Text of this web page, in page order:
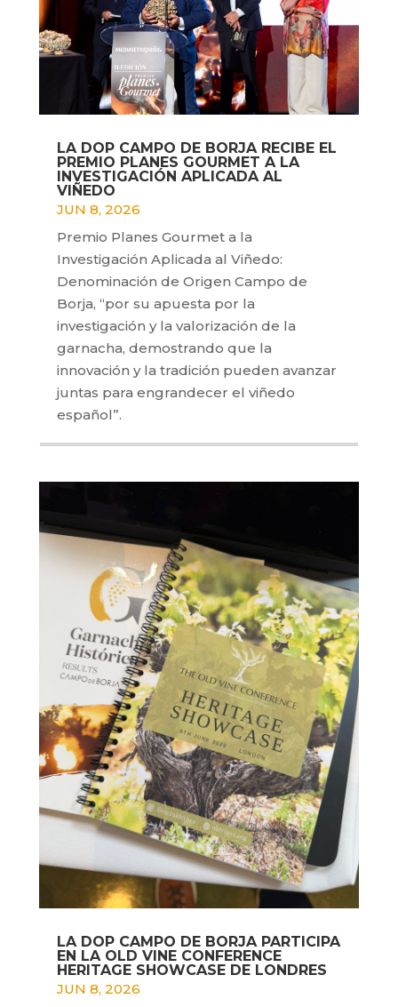
LA DOP CAMPO DE BORJA RECIBE EL
PREMIO PLANES GOURMET A LA
INVESTIGACIÓN APLICADA AL
VIÑEDO
JUN 8, 2026
Premio Planes Gourmet a la
Investigación Aplicada al Viñedo:
Denominación de Origen Campo de
Borja, “por su apuesta por la
investigación y la valorización de la
garnacha, demostrando que la
innovación y la tradición pueden avanzar
juntas para engrandecer el viñedo
español”.
LA DOP CAMPO DE BORJA PARTICIPA
EN LA OLD VINE CONFERENCE
HERITAGE SHOWCASE DE LONDRES
JUN 8, 2026